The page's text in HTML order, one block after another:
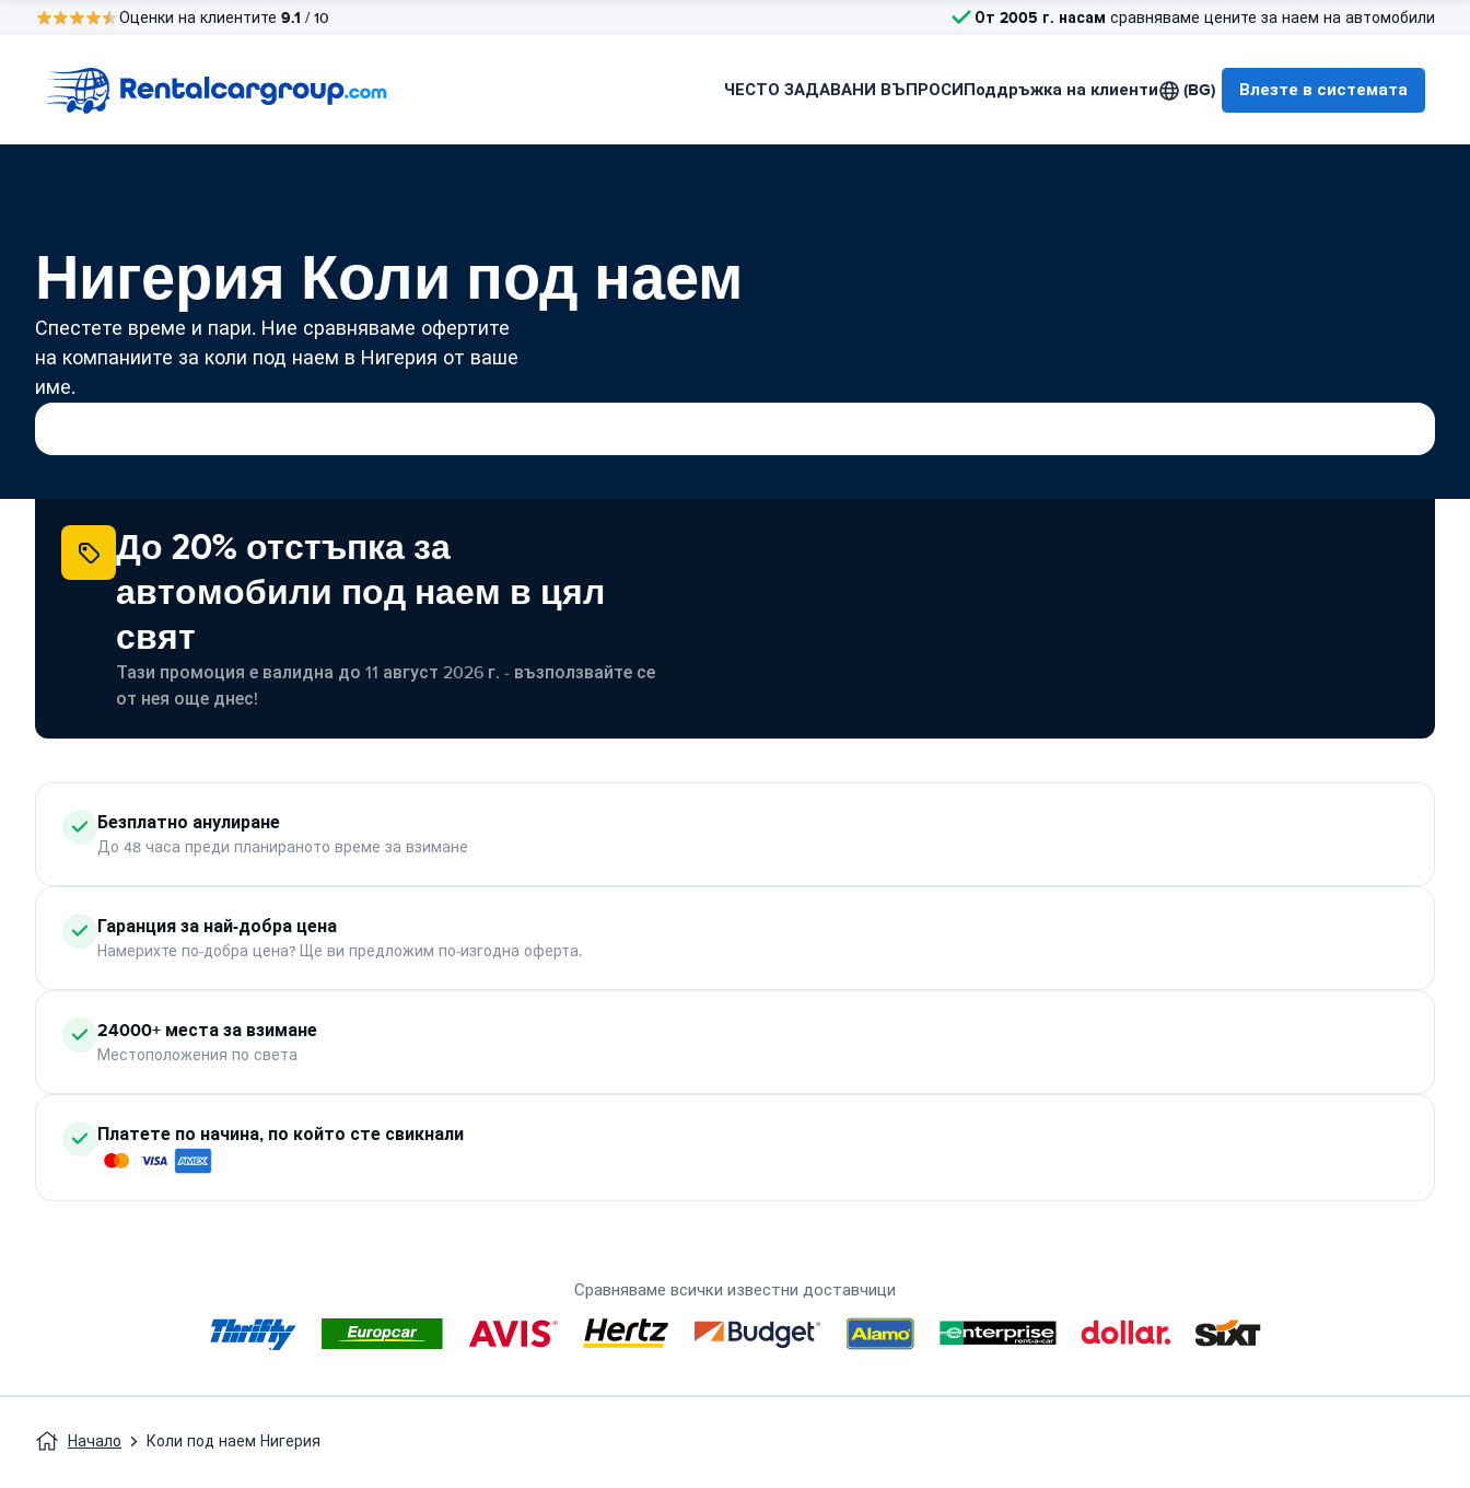
Оценки на клиентите 9.1 / 10 От 2005 г. насам сравняваме цените за наем на автомобили
ЧЕСТО ЗАДАВАНИ ВЪПРОСИПоддръжка на клиенти (BG) Влезте в системата
Нигерия Коли под наем
Спестете време и пари. Ние сравняваме офертите
на компаниите за коли под наем в Нигерия от ваше
име.
До 20% отстъпка за
автомобили под наем в цял
свят
Тази промоция е валидна до 11 август 2026 г. - възползвайте се
от нея още днес!
Безплатно анулиране
До 48 часа преди планираното време за взимане
Гаранция за най-добра цена
Намерихте по-добра цена? Ще ви предложим по-изгодна оферта.
24000+ места за взимане
Местоположения по света
Платете по начина, по който сте свикнали
Сравняваме всички известни доставчици
Начало Коли под наем Нигерия